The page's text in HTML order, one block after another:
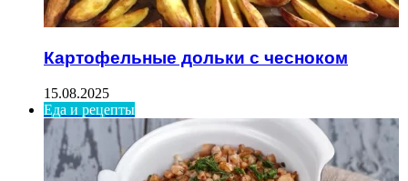
Картофельные дольки с чесноком
15.08.2025
Еда и рецепты